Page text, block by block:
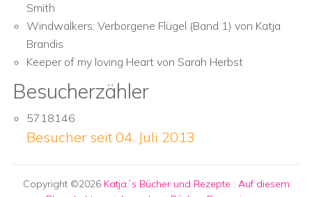
Smith
Windwalkers: Verborgene Flügel (Band 1) von Katja
Brandis
Keeper of my loving Heart von Sarah Herbst
Besucherzähler
5718146
Besucher seit 04. Juli 2013
Copyright ©2026 Katja´s Bücher und Rezepte : Auf diesem